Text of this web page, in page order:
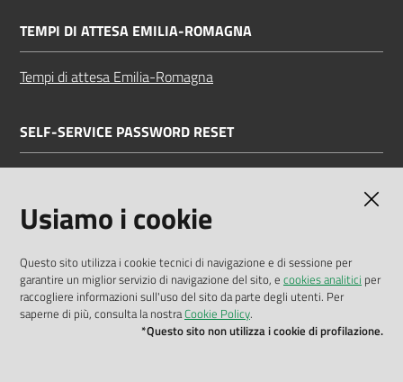
TEMPI DI ATTESA EMILIA-ROMAGNA
Tempi di attesa Emilia-Romagna
SELF-SERVICE PASSWORD RESET
Dichiarazione di accessibilità
Privacy policy
Usiamo i cookie
Questo sito utilizza i cookie tecnici di navigazione e di sessione per
garantire un miglior servizio di navigazione del sito, e cookies analitici per
raccogliere informazioni sull'uso del sito da parte degli utenti. Per
saperne di più, consulta la nostraCookie Policy.
*Questo sito non utilizza i cookie di profilazione.